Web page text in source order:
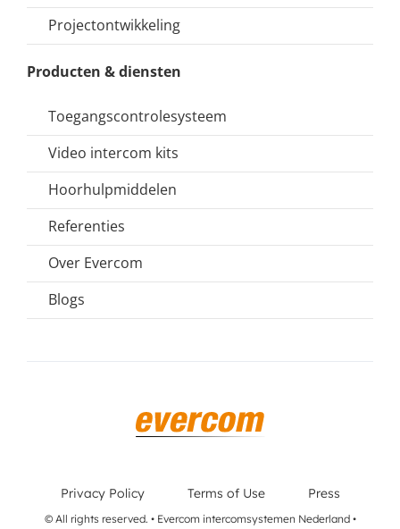
Projectontwikkeling
Producten & diensten
Toegangscontrolesysteem
Video intercom kits
Hoorhulpmiddelen
Referenties
Over Evercom
Blogs
Privacy Policy Terms of Use Press
© All rights reserved. • Evercom intercomsystemen Nederland •